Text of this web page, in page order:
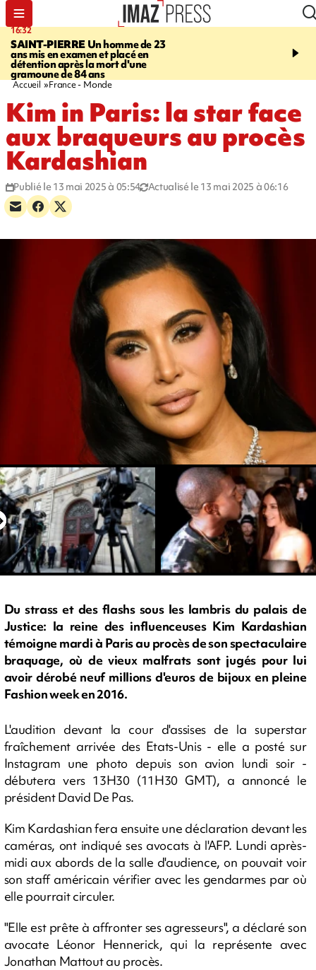
16:32
SAINT-PIERREUn homme de 23
ans mis en examen et placé en
détention après la mort d'une
gramoune de 84 ans
21:08
et Turquie scellent un
Accueil France - Monde
Kim in Paris: la star face
aux braqueurs au procès
Kardashian
Publié le 13 mai 2025 à 05:54 Actualisé le 13 mai 2025 à 06:16
Du strass et des flashs sous les lambris du palais de
Justice: la reine des influenceuses Kim Kardashian
témoigne mardi à Paris au procès de son spectaculaire
braquage, où de vieux malfrats sont jugés pour lui
avoir dérobé neuf millions d'euros de bijoux en pleine
Fashion week en 2016.
L'audition devant la cour d'assises de la superstar
fraîchement arrivée des Etats-Unis - elle a posté sur
Instagram une photo depuis son avion lundi soir -
débutera vers 13H30 (11H30 GMT), a annoncé le
président David De Pas.
Kim Kardashian fera ensuite une déclaration devant les
caméras, ont indiqué ses avocats à l'AFP. Lundi après-
midi aux abords de la salle d'audience, on pouvait voir
son staff américain vérifier avec les gendarmes par où
elle pourrait circuler.
"Elle est prête à affronter ses agresseurs", a déclaré son
avocate Léonor Hennerick, qui la représente avec
Jonathan Mattout au procès.